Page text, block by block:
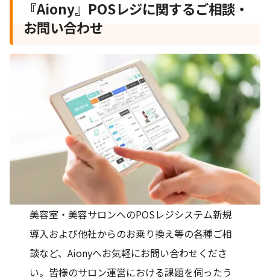
『Aiony』POSレジに関するご相談・
お問い合わせ
美容室・美容サロンへのPOSレジシステム新規
導入および他社からのお乗り換え等の各種ご相
談など、Aionyへお気軽にお問い合わせくださ
い。皆様のサロン運営における課題を伺ったう